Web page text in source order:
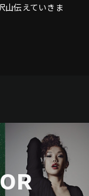
山伝えていきま